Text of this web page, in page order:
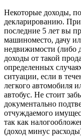
Некоторые доходы,
декларированию.
последние 5 лет вы
машиноместо, дачу
недвижимости (либо
доходы от такой
определенных
ситуации, если в
легкого автомобиля
автобус. Не стоит
документально
отчуждаемого
так как
(доход минус